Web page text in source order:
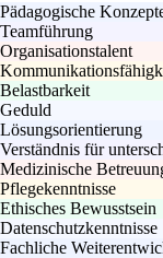
Pädagogische
Teamführung
Organisationstalent
Belastbarkeit
Geduld
Lösungsorientierung
Verständnis für
Medizinische
Pflegekenntnisse
Ethisches Bewusstsein
Datenschutzkenntnisse
Fachliche